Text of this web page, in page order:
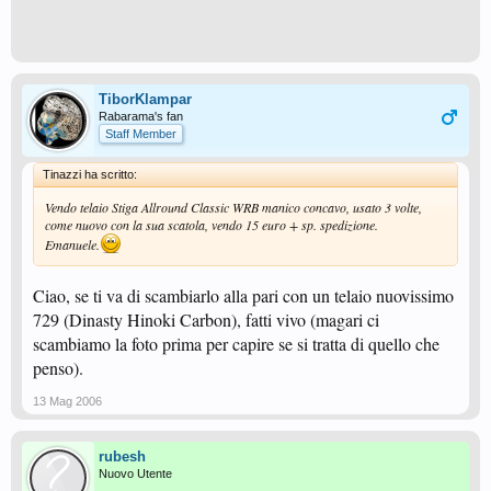
TiborKlampar
Rabarama's fan
Staff Member
Tinazzi ha scritto:
Vendo telaio Stiga Allround Classic WRB manico concavo, usato 3 volte,
come nuovo con la sua scatola, vendo 15 euro + sp. spedizione.
Emanuele.
Ciao, se ti va di scambiarlo alla pari con un telaio nuovissimo
729 (Dinasty Hinoki Carbon), fatti vivo (magari ci
scambiamo la foto prima per capire se si tratta di quello che
penso).
13 Mag 2006
rubesh
Nuovo Utente